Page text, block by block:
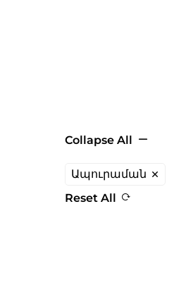
Collapse All
Ապուրաման
Reset All